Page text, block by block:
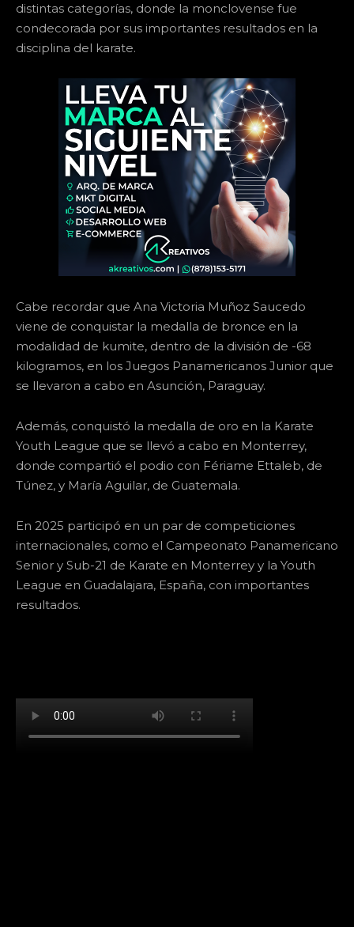
distintas categorías, donde la monclovense fue
condecorada por sus importantes resultados en la
disciplina del karate.
Cabe recordar que Ana Victoria Muñoz Saucedo
viene de conquistar la medalla de bronce en la
modalidad de kumite, dentro de la división de -68
kilogramos, en los Juegos Panamericanos Junior que
se llevaron a cabo en Asunción, Paraguay.
Además, conquistó la medalla de oro en la Karate
Youth League que se llevó a cabo en Monterrey,
donde compartió el podio con Fériame Ettaleb, de
Túnez, y María Aguilar, de Guatemala.
En 2025 participó en un par de competiciones
internacionales, como el Campeonato Panamericano
Senior y Sub-21 de Karate en Monterrey y la Youth
League en Guadalajara, España, con importantes
resultados.